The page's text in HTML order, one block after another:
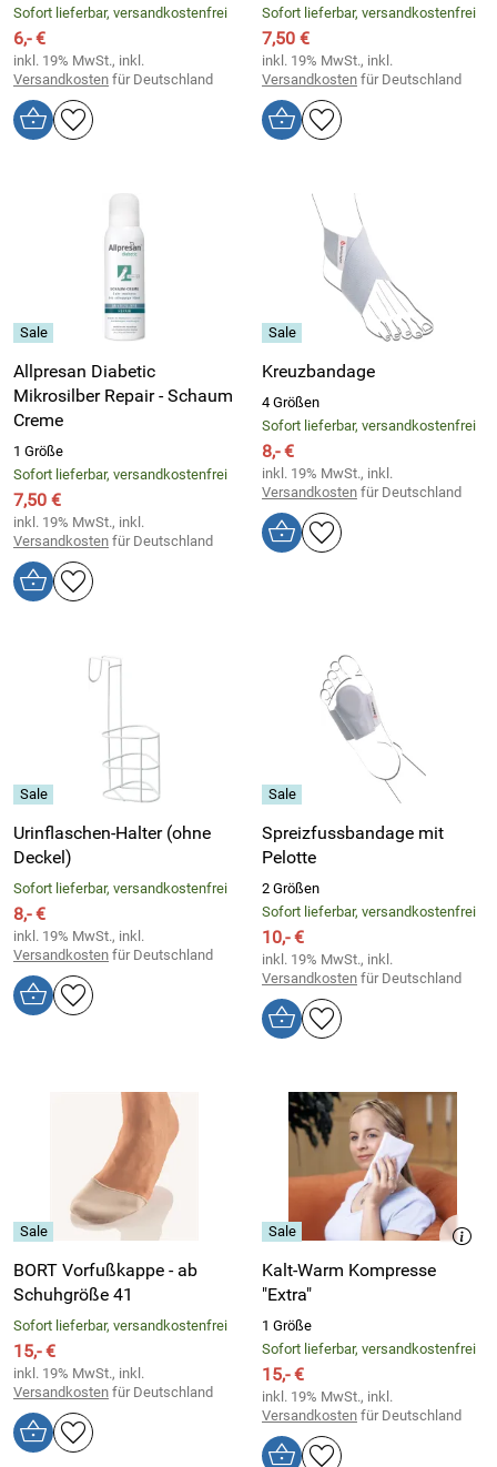
Sofort lieferbar, versandkostenfrei
6,- €
inkl. 19% MwSt., inkl.
Versandkosten für Deutschland
Sofort lieferbar, versandkostenfrei
7,50 €
inkl. 19% MwSt., inkl.
Versandkosten für Deutschland
Allpresan Diabetic
Mikrosilber Repair - Schaum
Creme
1 Größe
Sofort lieferbar, versandkostenfrei
7,50 €
inkl. 19% MwSt., inkl.
Versandkosten für Deutschland
Kreuzbandage
4 Größen
Sofort lieferbar, versandkostenfrei
8,- €
inkl. 19% MwSt., inkl.
Versandkosten für Deutschland
Urinflaschen-Halter (ohne
Deckel)
Sofort lieferbar, versandkostenfrei
8,- €
inkl. 19% MwSt., inkl.
Versandkosten für Deutschland
Spreizfussbandage mit
Pelotte
2 Größen
Sofort lieferbar, versandkostenfrei
10,- €
inkl. 19% MwSt., inkl.
Versandkosten für Deutschland
BORT Vorfußkappe - ab
Schuhgröße 41
Sofort lieferbar, versandkostenfrei
15,- €
inkl. 19% MwSt., inkl.
Versandkosten für Deutschland
Kalt-Warm Kompresse
"Extra"
1 Größe
Sofort lieferbar, versandkostenfrei
15,- €
inkl. 19% MwSt., inkl.
Versandkosten für Deutschland